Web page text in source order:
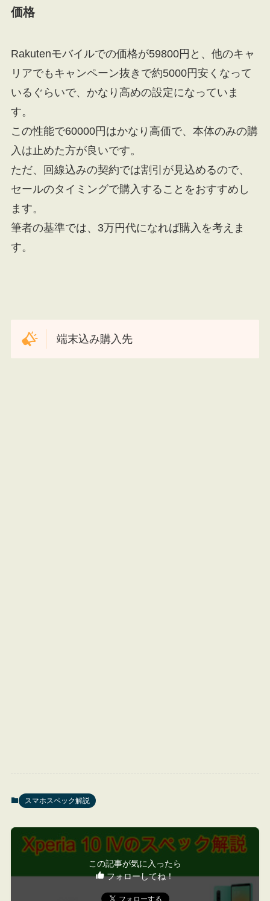
価格
Rakutenモバイルでの価格が59800円と、他のキャ
リアでもキャンペーン抜きで約5000円安くなって
いるぐらいで、かなり高めの設定になっていま
す。
この性能で60000円はかなり高価で、本体のみの購
入は止めた方が良いです。
ただ、回線込みの契約では割引が見込めるので、
セールのタイミングで購入することをおすすめし
ます。
筆者の基準では、3万円代になれば購入を考えま
す。
端末込み購入先
スマホスペック解説
この記事が気に入ったら
フォローしてね！